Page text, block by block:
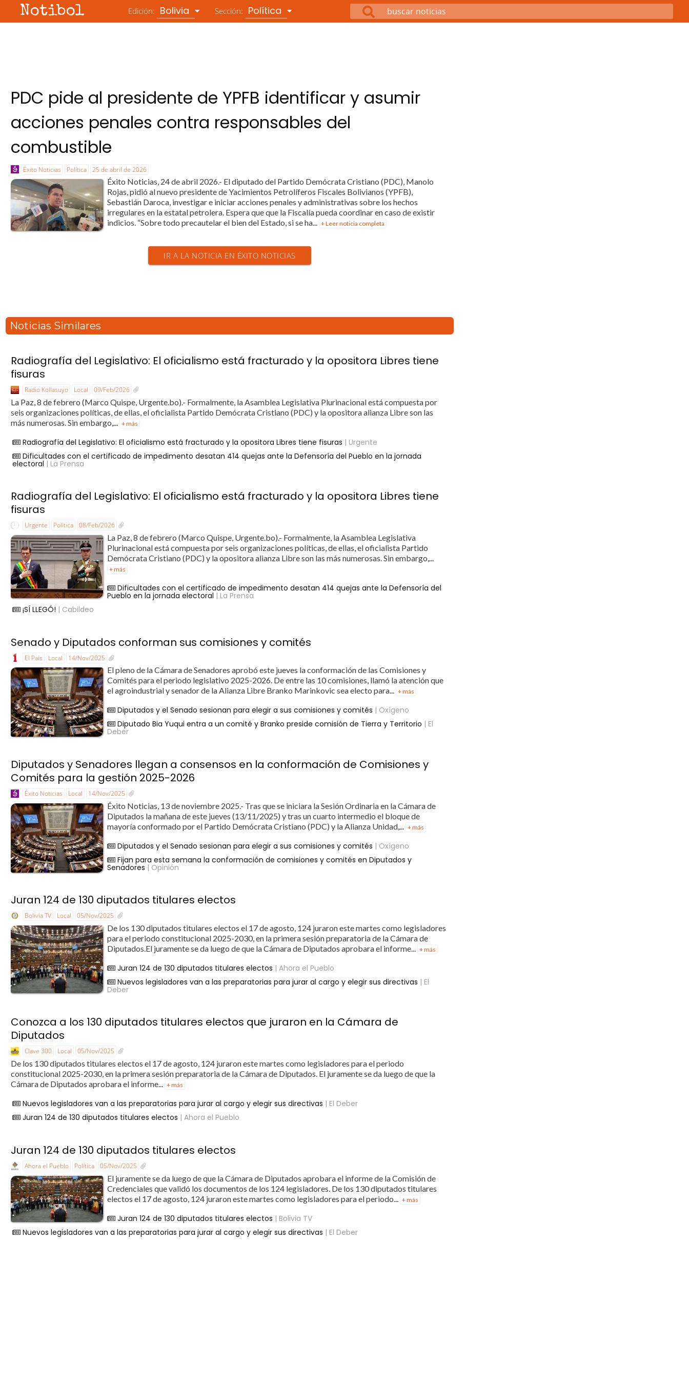
Notibol Edición: Bolivia Sección: Política
PDC pide al presidente de YPFB identificar y asumir
acciones penales contra responsables del
combustible
Éxito Noticias Política 25 de abril de 2026
Éxito Noticias, 24 de abril 2026.- El diputado del Partido Demócrata Cristiano (PDC), Manolo
Rojas, pidió al nuevo presidente de Yacimientos Petrolíferos Fiscales Bolivianos (YPFB),
Sebastián Daroca, investigar e iniciar acciones penales y administrativas sobre los hechos
irregulares en la estatal petrolera. Espera que que la Fiscalía pueda coordinar en caso de existir
indicios. “Sobre todo precautelar el bien del Estado, si se ha... + Leer noticia completa
IR A LA NOTICIA EN ÉXITO NOTICIAS
Noticias Similares
Radiografía del Legislativo: El oficialismo está fracturado y la opositora Libres tiene
fisuras
Radio Kollasuyo Local 09/Feb/2026
La Paz, 8 de febrero (Marco Quispe, Urgente.bo).- Formalmente, la Asamblea Legislativa Plurinacional está compuesta por
seis organizaciones políticas, de ellas, el oficialista Partido Demócrata Cristiano (PDC) y la opositora alianza Libre son las
más numerosas. Sin embargo,...
+ más
Radiografía del Legislativo: El oficialismo está fracturado y la opositora Libres tiene fisuras | Urgente
Dificultades con el certificado de impedimento desatan 414 quejas ante la Defensoría del Pueblo en la jornada
electoral | La Prensa
Radiografía del Legislativo: El oficialismo está fracturado y la opositora Libres tiene
fisuras
Urgente Política 08/Feb/2026
La Paz, 8 de febrero (Marco Quispe, Urgente.bo).- Formalmente, la Asamblea Legislativa
Plurinacional está compuesta por seis organizaciones políticas, de ellas, el oficialista Partido
Demócrata Cristiano (PDC) y la opositora alianza Libre son las más numerosas. Sin embargo,...
+ más
Dificultades con el certificado de impedimento desatan 414 quejas ante la Defensoría del
Pueblo en la jornada electoral | La Prensa
¡SÍ LLEGÓ! | Cabildeo
Senado y Diputados conforman sus comisiones y comités
El País Local 14/Nov/2025
El pleno de la Cámara de Senadores aprobó este jueves la conformación de las Comisiones y
Comités para el periodo legislativo 2025-2026. De entre las 10 comisiones, llamó la atención que
el agroindustrial y senador de la Alianza Libre Branko Marinkovic sea electo para... + más
Diputados y el Senado sesionan para elegir a sus comisiones y comités | Oxígeno
Diputado Bia Yuqui entra a un comité y Branko preside comisión de Tierra y Territorio | El
Deber
Diputados y Senadores llegan a consensos en la conformación de Comisiones y
Comités para la gestión 2025-2026
Éxito Noticias Local 14/Nov/2025
Éxito Noticias, 13 de noviembre 2025.- Tras que se iniciara la Sesión Ordinaria en la Cámara de
Diputados la mañana de este jueves (13/11/2025) y tras un cuarto intermedio el bloque de
mayoría conformado por el Partido Demócrata Cristiano (PDC) y la Alianza Unidad,...
+ más
Diputados y el Senado sesionan para elegir a sus comisiones y comités | Oxígeno
Fijan para esta semana la conformación de comisiones y comités en Diputados y
Senadores | Opinión
Juran 124 de 130 diputados titulares electos
Bolivia TV Local 05/Nov/2025
De los 130 diputados titulares electos el 17 de agosto, 124 juraron este martes como legisladores
para el periodo constitucional 2025-2030, en la primera sesión preparatoria de la Cámara de
Diputados.El juramente se da luego de que la Cámara de Diputados aprobara el informe... + más
Juran 124 de 130 diputados titulares electos | Ahora el Pueblo
Nuevos legisladores van a las preparatorias para jurar al cargo y elegir sus directivas | El
Deber
Conozca a los 130 diputados titulares electos que juraron en la Cámara de
Diputados
Clave 300 Local 05/Nov/2025
De los 130 diputados titulares electos el 17 de agosto, 124 juraron este martes como legisladores para el periodo
constitucional 2025-2030, en la primera sesión preparatoria de la Cámara de Diputados. El juramente se da luego de que la
Cámara de Diputados aprobara el informe... + más
Nuevos legisladores van a las preparatorias para jurar al cargo y elegir sus directivas | El Deber
Juran 124 de 130 diputados titulares electos | Ahora el Pueblo
Juran 124 de 130 diputados titulares electos
Ahora el Pueblo Política 05/Nov/2025
El juramente se da luego de que la Cámara de Diputados aprobara el informe de la Comisión de
Credenciales que validó los documentos de los 124 legisladores. De los 130 diputados titulares
electos el 17 de agosto, 124 juraron este martes como legisladores para el periodo...
+ más
Juran 124 de 130 diputados titulares electos | Bolivia TV
Nuevos legisladores van a las preparatorias para jurar al cargo y elegir sus directivas | El Deber